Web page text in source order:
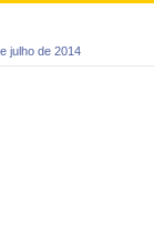
julho de 2014